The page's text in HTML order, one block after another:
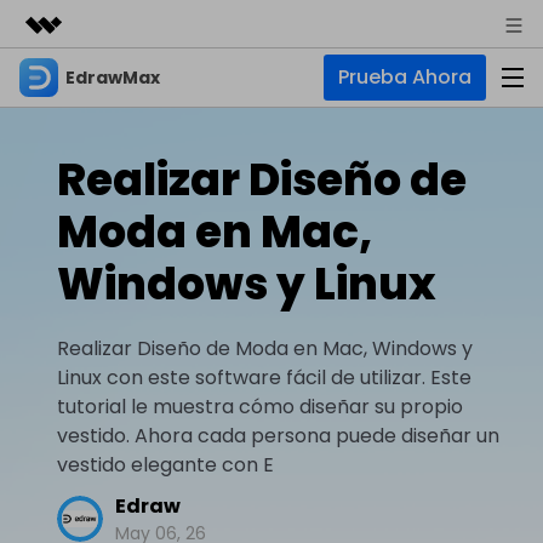
Productos destacados
Utilidades
Resumen
Soluciones
Quiénes somos
Sala de prensa
Soporte
EdrawMax Prueba Ahora
EdrawMax
Software de diagramas integral
EdrawMax Online
¿Necesitas la versión en línea? Haz clic aquí
EdrawMind
Mapas mentales y lluvia de ideas
Soluciones
Diagrama de flujo Hot
Plano de planta Nuevo
Diagrama P&ID
Diagrama UML
Mapa mental
Diagrama de IA
Diagrama de flujo de IA
PowerPoint de IA
Recursos
Blog
Artículos
Tendencia
Soporte
Descubre cómo aprovechar nuestras herramientas.
Para EdrawMax >
Negocios
Realizar Diseño de
Moda en Mac,
Windows y Linux
Realizar Diseño de Moda en Mac, Windows y
Linux con este software fácil de utilizar. Este
tutorial le muestra cómo diseñar su propio
vestido. Ahora cada persona puede diseñar un
vestido elegante con E
Edraw
May 06, 26